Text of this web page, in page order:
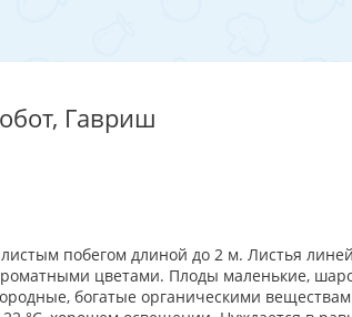
Гавриш
побегом длиной до 2 м. Листья
цветами. Плоды маленькие,
богатые органическими